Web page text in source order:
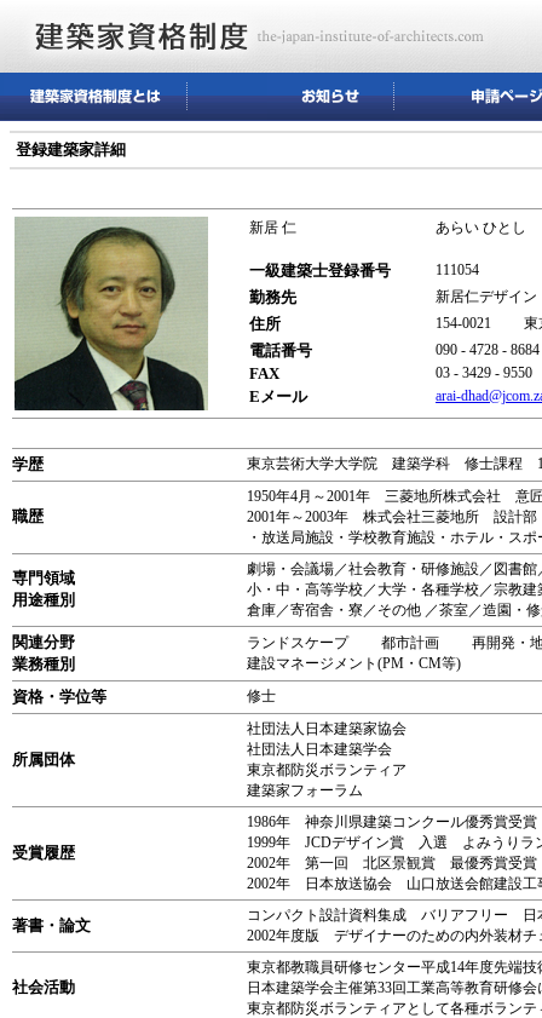
登録建築家詳細
新居 仁 あらい ひとし
一級建築士登録番号 111054
勤務先 新居仁デザイ
住所 154-0021 東
電話番号 090 - 4728 - 8684
FAX 03 - 3429 - 9550
Eメール arai-
学歴 東京芸術大学大学院 建築学科 修士課程
職歴
1950年4月～2001年 三菱地所株式会社 意
2001年～2003年 株式会社三菱地所 設計
・放送局施設・学校教育施設・ホテル・ス
専門領域
用途種別
劇場・会議場／社会教育・研修施設／図書
小・中・高等学校／大学・各種学校／宗教
倉庫／寄宿舎・寮／その他 ／茶室／造園・
関連分野
業務種別
ランドスケープ 都市計画 再開発
建設マネージメント(PM・CM等)
資格・学位等 修士
所属団体
社団法人日本建築家協会
社団法人日本建築学会
東京都防災ボランティア
建築家フォーラム
受賞履歴
1986年 神奈川県建築コンクール優秀賞受
1999年 JCDデザイン賞 入選 よみうりラ
2002年 第一回 北区景観賞 最優秀賞受
2002年 日本放送協会 山口放送会館建設工
著書・論文
コンパクト設計資料集成 バリアフリー 日
2002年度版 デザイナーのための内外装材
社会活動
東京都教職員研修センター平成14年度先端
日本建築学会主催第33回工業高等教育研修
東京都防災ボランティアとして各種ボランテ